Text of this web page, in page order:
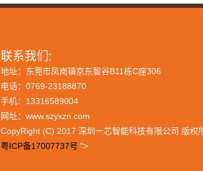
联系我们:
地址：东莞市凤岗镇京东智谷B11栋C座306
电话：0769-23188870
手机：13316589004
网址：www.szyxzn.com
CopyRight (C) 2017 深圳一芯智能科技有限公司 版权
粤ICP备17007737号 ">